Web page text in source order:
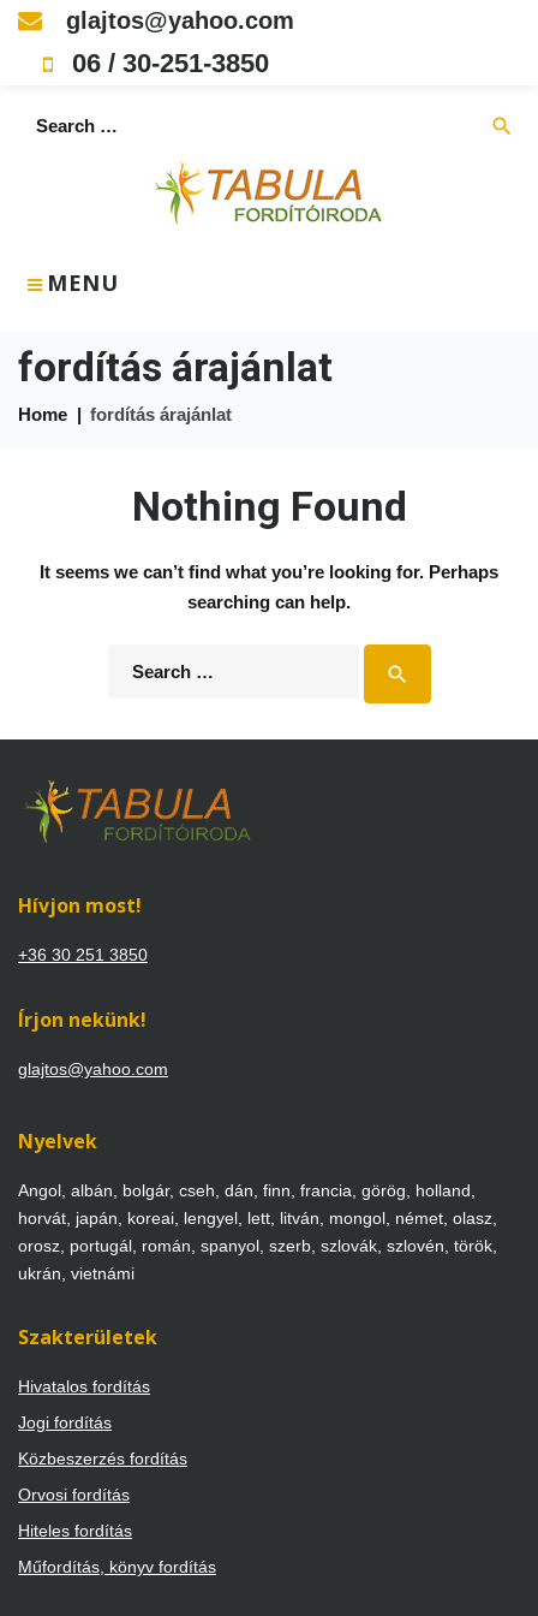
Skip
content
glajtos@yahoo.com
06 / 30-251-3850
MENU
Search
search
fordítás árajánlat
Home | fordítás árajánlat
Nothing Found
It seems we can’t find what you’re looking for. Perhaps
searching can help.
search
Hívjon most!
+36 30 251 3850
Írjon nekünk!
glajtos@yahoo.com
Nyelvek
Angol, albán, bolgár, cseh, dán, finn, francia, görög, holland,
horvát, japán, koreai, lengyel, lett, litván, mongol, német, olasz,
orosz, portugál, román, spanyol, szerb, szlovák, szlovén, török,
ukrán, vietnámi
Szakterületek
Hivatalos fordítás
Jogi fordítás
Közbeszerzés fordítás
Orvosi fordítás
Hiteles fordítás
Műfordítás, könyv fordítás